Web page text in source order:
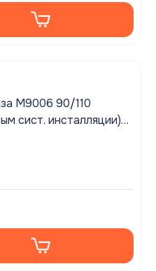
M9006 90/110
сист. инсталляции)